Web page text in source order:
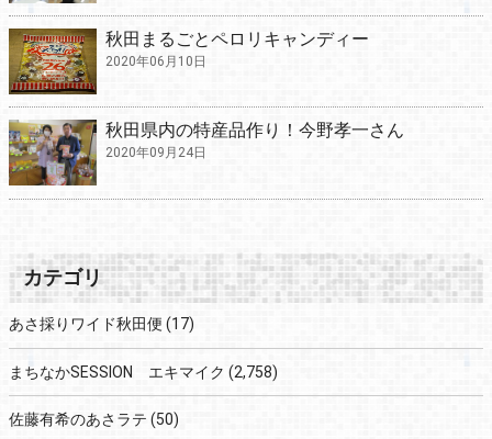
秋田まるごとペロリキャンディー
2020年06月10日
秋田県内の特産品作り！今野孝一さん
2020年09月24日
カテゴリ
あさ採りワイド秋田便 (17)
まちなかSESSION エキマイク (2,758)
佐藤有希のあさラテ (50)